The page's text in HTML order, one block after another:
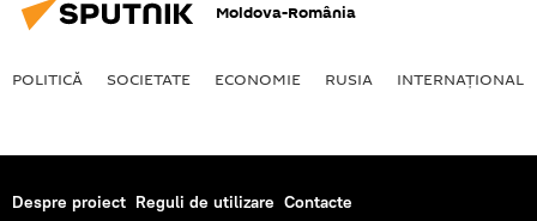
Moldova-România
POLITICĂ SOCIETATE ECONOMIE RUSIA INTERNAŢIONAL
Despre proiect Reguli de utilizare Contacte